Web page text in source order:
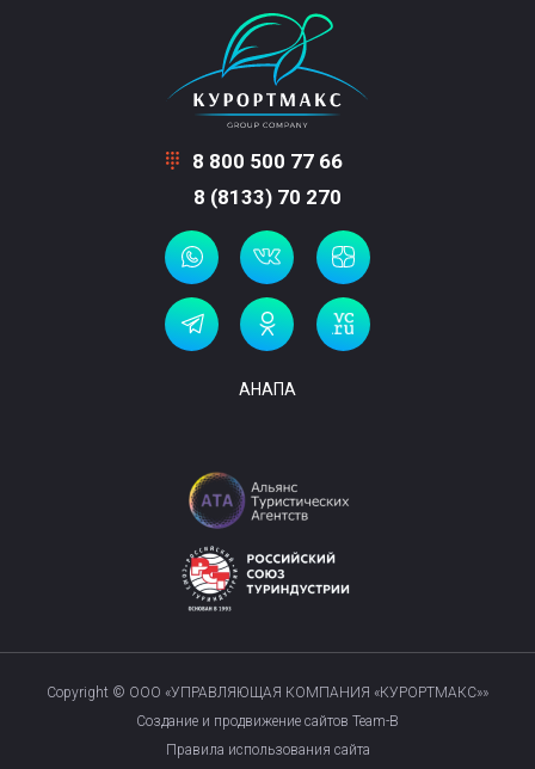
8 800 500 77 66
8 (8133) 70 270
АНАПА
Copyright © ООО «УПРАВЛЯЮЩАЯ КОМПАНИЯ «КУРОРТМАКС»»
Создание и продвижение сайтов Team-B
Правила использования сайта